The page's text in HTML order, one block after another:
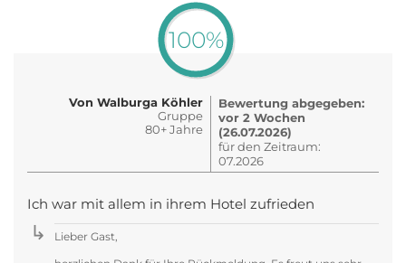
100%
Von Walburga Köhler
Gruppe
80+ Jahre
Bewertung abgegeben:
vor 2 Wochen
(26.07.2026)
für den Zeitraum:
07.2026
Ich war mit allem in ihrem Hotel zufrieden
Lieber Gast,